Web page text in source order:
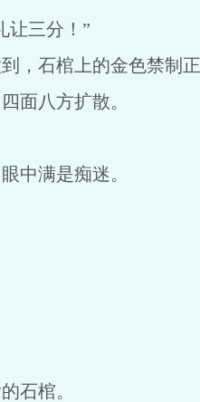
让三分！”
，石棺上的金色禁制正
面八方扩散。
中满是痴迷。
石棺。